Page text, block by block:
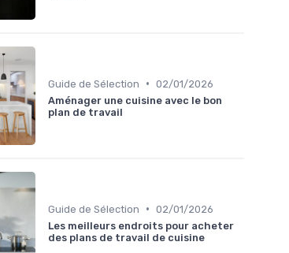
Guide de Sélection • 02/01/2026
Aménager une cuisine avec le bon
plan de travail
Guide de Sélection • 02/01/2026
Les meilleurs endroits pour acheter
des plans de travail de cuisine